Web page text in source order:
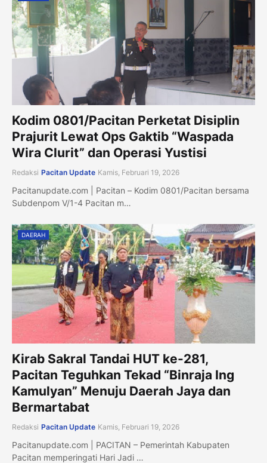
Kodim 0801/Pacitan Perketat Disiplin
Prajurit Lewat Ops Gaktib “Waspada
Wira Clurit” dan Operasi Yustisi
Redaksi Pacitan Update Kamis, Februari 19, 2026
Pacitanupdate.com | Pacitan – Kodim 0801/Pacitan bersama
Subdenpom V/1-4 Pacitan m…
DAERAH
Kirab Sakral Tandai HUT ke-281,
Pacitan Teguhkan Tekad “Binraja Ing
Kamulyan” Menuju Daerah Jaya dan
Bermartabat
Redaksi Pacitan Update Kamis, Februari 19, 2026
Pacitanupdate.com | PACITAN – Pemerintah Kabupaten
Pacitan memperingati Hari Jadi …